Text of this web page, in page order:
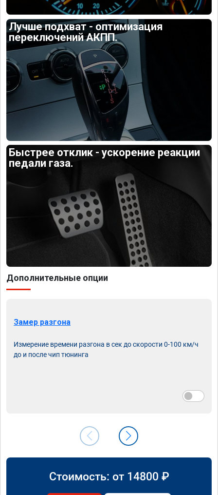
Лучше подхват - оптимизация
переключений АКПП.
Быстрее отклик - ускорение реакции
педали газа.
Дополнительные опции
Замер разгона
Измерение времени разгона в сек до скорости 0-100 км/ч
до и после чип тюнинга
Стоимость: от 14800 ₽